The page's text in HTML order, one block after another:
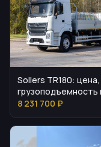
Sollers TR180: цена,
грузоподъемность
контроль затрат
8 231 700 ₽